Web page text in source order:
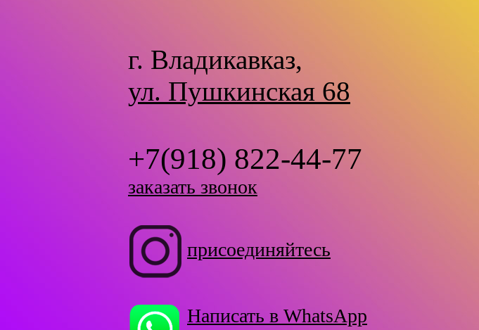
г. Владикавказ,
ул. Пушкинская 68
+7(918) 822-44-77
заказать звонок
присоединяйтесь
Написать в WhatsApp